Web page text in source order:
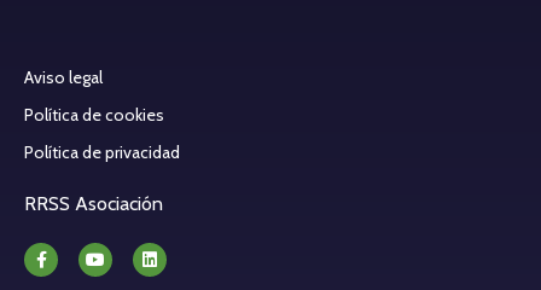
Aviso legal
Política de cookies
Política de privacidad
RRSS Asociación